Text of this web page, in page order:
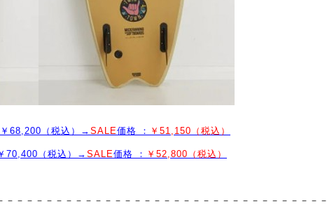
68,200（税込）→ SALE価格 ： ￥51,150（税込）
70,400（税込）→ SALE価格 ： ￥52,800（税込）
－－－－－－－－－－－－－－－－－－－－－－－－－－－－－－－－－